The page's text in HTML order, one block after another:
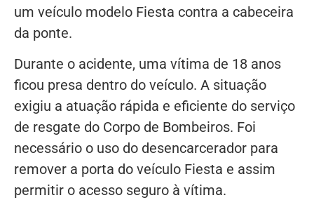
um veículo modelo Fiesta contra a cabeceira
da ponte.
Durante o acidente, uma vítima de 18 anos
ficou presa dentro do veículo. A situação
exigiu a atuação rápida e eficiente do serviço
de resgate do Corpo de Bombeiros. Foi
necessário o uso do desencarcerador para
remover a porta do veículo Fiesta e assim
permitir o acesso seguro à vítima.